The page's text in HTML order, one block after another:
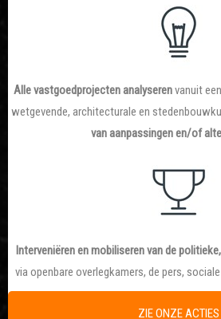
Alle vastgoedprojecten analyserenvanuit
wetgevende, architecturale en
van aanpassingen en/of
Interveniëren en mobiliseren van de
via openbare overlegkamers, de pers,
ZIE ONZE ACTIES